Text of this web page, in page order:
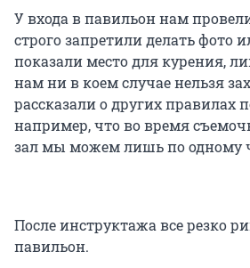
У входа в павильон нам
строго запретили делать фото
показали место для курения,
нам ни в коем случае нельзя
рассказали о других правилах
например, что во время
зал мы можем лишь по одному
После инструктажа все резко
павильон.